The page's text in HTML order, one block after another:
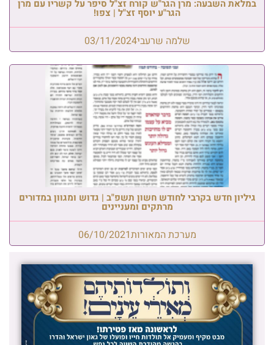
במלאת השבעה: מרן הגר"ש קורח זצ"ל סיפר על קשריו עם מרן
הגר"ע יוסף זצ"ל | צפו!
שלמה שרעבי03/11/2024
גיליון חדש בקרבי לחודש חשון תשפ"ב | גדוש ומגוון במדורים
מרתקים ומעניינים
מערכת המאורות06/10/2021